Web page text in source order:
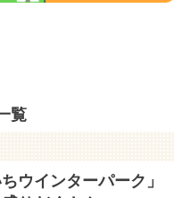
覧
ウインターパーク」